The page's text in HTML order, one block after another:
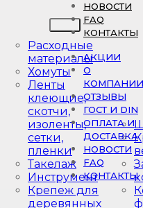
Расходные
материалы
Хомуты
Ленты
клеющие,
скотчи,
изоленты,
сетки,
пленки
Такелаж
Инструмент
Крепеж для
деревянных
НОВОСТИ
FAQ
КОНТАКТЫ
АКЦИИ
О
КОМПАНИИ
ОТЗЫВЫ
ГОСТ И DIN
ОПЛАТА И
ДОСТАВКА
НОВОСТИ
FAQ
КОНТАКТЫ